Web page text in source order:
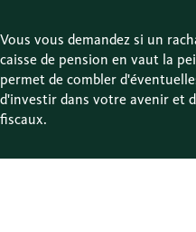
Vous vous demandez si un
caisse de pension en vaut la
permet de combler
d'investir dans votre avenir et
fiscaux.